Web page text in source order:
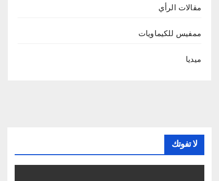
مقالات الرأي
ممفيس للكيماويات
ميديا
لا تفوتك